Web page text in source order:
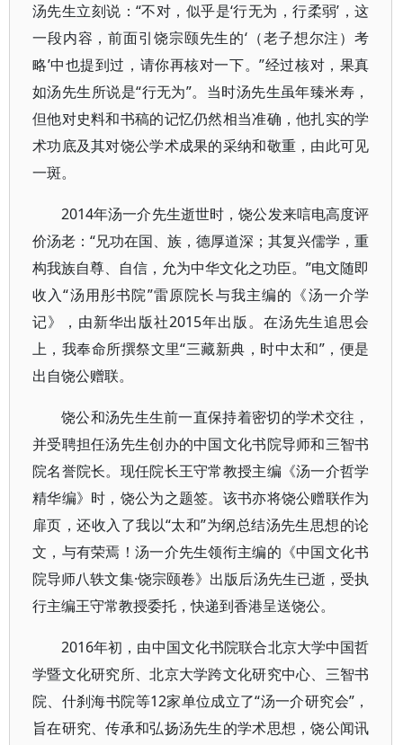
汤先生立刻说：“不对，似乎是‘行无为，行柔弱’，这
一段内容，前面引饶宗颐先生的‘（老子想尔注）考
略’中也提到过，请你再核对一下。”经过核对，果真
如汤先生所说是“行无为”。当时汤先生虽年臻米寿，
但他对史料和书稿的记忆仍然相当准确，他扎实的学
术功底及其对饶公学术成果的采纳和敬重，由此可见
一斑。
2014年汤一介先生逝世时，饶公发来唁电高度评
价汤老：“兄功在国、族，德厚道深；其复兴儒学，重
构我族自尊、自信，允为中华文化之功臣。”电文随即
收入“汤用彤书院”雷原院长与我主编的《汤一介学
记》，由新华出版社2015年出版。在汤先生追思会
上，我奉命所撰祭文里“三藏新典，时中太和”，便是
出自饶公赠联。
饶公和汤先生生前一直保持着密切的学术交往，
并受聘担任汤先生创办的中国文化书院导师和三智书
院名誉院长。现任院长王守常教授主编《汤一介哲学
精华编》时，饶公为之题签。该书亦将饶公赠联作为
扉页，还收入了我以“太和”为纲总结汤先生思想的论
文，与有荣焉！汤一介先生领衔主编的《中国文化书
院导师八轶文集·饶宗颐卷》出版后汤先生已逝，受执
行主编王守常教授委托，快递到香港呈送饶公。
2016年初，由中国文化书院联合北京大学中国哲
学暨文化研究所、北京大学跨文化研究中心、三智书
院、什刹海书院等12家单位成立了“汤一介研究会”，
旨在研究、传承和弘扬汤先生的学术思想，饶公闻讯